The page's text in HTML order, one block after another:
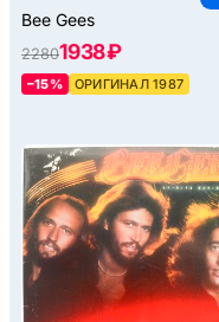
Bee Gees
22801938 ₽
–15% ОРИГИНАЛ 1987